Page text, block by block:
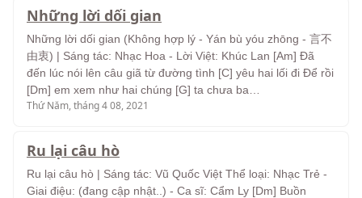
Những lời dối gian
Những lời dối gian (Không hợp lý - Yán bù yóu zhōng - 言不
由衷) | Sáng tác: Nhạc Hoa - Lời Việt: Khúc Lan [Am] Đã
đến lúc nói lên câu giã từ đường tình [C] yêu hai lối đi Để rồi
[Dm] em xem như hai chúng [G] ta chưa ba…
Thứ Năm, tháng 4 08, 2021
Ru lại câu hò
Ru lại câu hò | Sáng tác: Vũ Quốc Việt Thể loại: Nhạc Trẻ -
Giai điệu: (đang cập nhật..) - Ca sĩ: Cẩm Ly [Dm] Buồn